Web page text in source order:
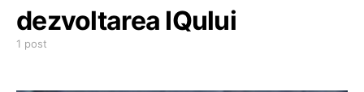
dezvoltarea IQului
1 post